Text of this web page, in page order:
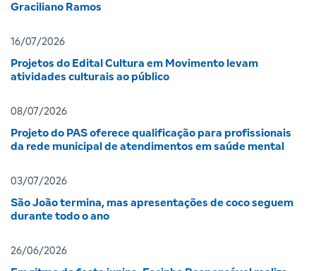
Graciliano Ramos
16/07/2026
Projetos do Edital Cultura em Movimento levam
atividades culturais ao público
08/07/2026
Projeto do PAS oferece qualificação para profissionais
da rede municipal de atendimentos em saúde mental
03/07/2026
São João termina, mas apresentações de coco seguem
durante todo o ano
26/06/2026